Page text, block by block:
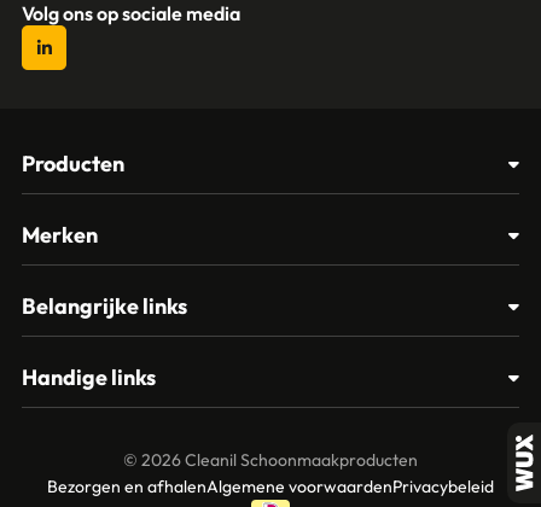
Volg ons op sociale media
Producten
Glasbewassing
Materialen
Papier – Dispensers - Toiletinrichting
Merken
Spectro
Vikan
Vileda
Belangrijke links
Contact
Mijn account
Handige links
Over ons
© 2026 Cleanil Schoonmaakproducten
Bezorgen en afhalenAlgemene voorwaardenPrivacybeleid